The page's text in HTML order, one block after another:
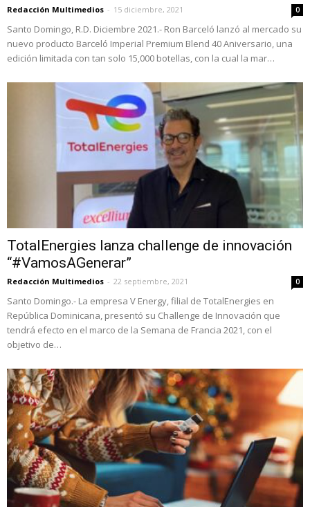
Redacción Multimedios - 15 diciembre, 2021 0
Santo Domingo, R.D. Diciembre 2021.- Ron Barceló lanzó al mercado su
nuevo producto Barceló Imperial Premium Blend 40 Aniversario, una
edición limitada con tan solo 15,000 botellas, con la cual la mar…
TotalEnergies lanza challenge de innovación
“#VamosAGenerar”
Redacción Multimedios - 22 septiembre, 2021 0
Santo Domingo.- La empresa V Energy, filial de TotalEnergies en
República Dominicana, presentó su Challenge de Innovación que
tendrá efecto en el marco de la Semana de Francia 2021, con el
objetivo de…